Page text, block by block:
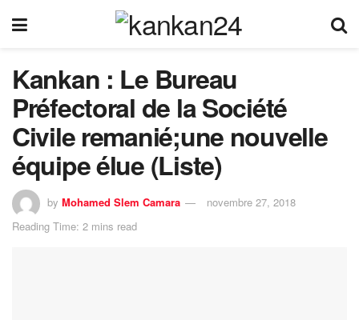
Kankan : Le Bureau
Préfectoral de la Société
Civile remanié;une nouvelle
équipe élue (Liste)
by Mohamed Slem Camara
novembre 27, 2018
Reading Time: 2 mins read